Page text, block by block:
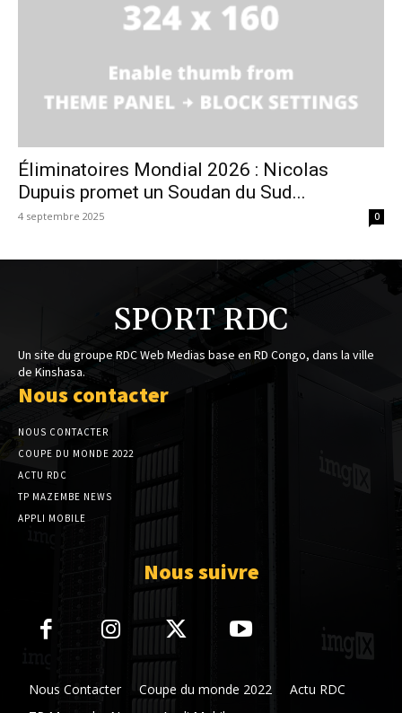
Éliminatoires Mondial 2026 : Nicolas
Dupuis promet un Soudan du Sud...
4 septembre 2025 0
SPORT RDC
Un site du groupe RDC Web Medias base en RD Congo, dans la ville
de Kinshasa.
Nous contacter
NOUS CONTACTER
COUPE DU MONDE 2022
ACTU RDC
TP MAZEMBE NEWS
APPLI MOBILE
Nous suivre
Nous Contacter Coupe du monde 2022
Actu RDC